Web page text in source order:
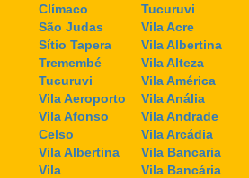
Clímaco
São Judas
Sítio Tapera
Tremembé
Tucuruvi
Vila Aeroporto
Vila Afonso
Celso
Vila Albertina
Vila
Tucuruvi
Vila Acre
Vila Albertina
Vila Alteza
Vila América
Vila Anália
Vila Andrade
Vila Arcádia
Vila Bancaria
Vila Bancária